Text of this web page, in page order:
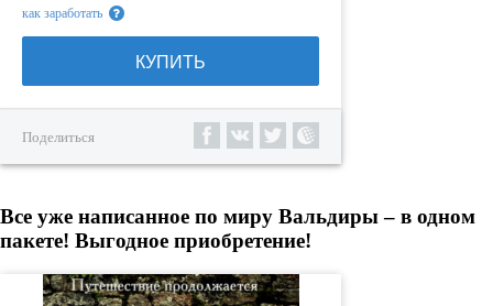
как заработать
КУПИТЬ
Поделиться
Все уже написанное по миру Вальдиры – в одном
пакете! Выгодное приобретение!